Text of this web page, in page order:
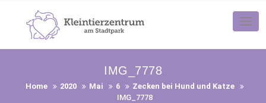
content
IMG_7778
Home 2020 Mai 6
Zecken bei Hund und Katze
IMG_7778